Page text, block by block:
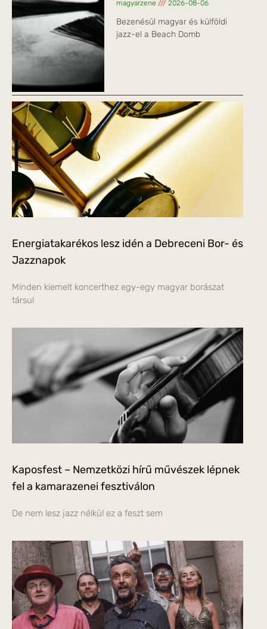
magyarzene 2026-08-06
Bezenésül magyar és külföldi
jazz-el a Beach Domb
Energiatakarékos lesz idén a Debreceni Bor- és
Jazznapok
Minden kiemelt koncerthez egy-egy magyar borászat
társul
Kaposfest – Nemzetközi hírű művészek lépnek
fel a kamarazenei fesztiválon
De nem lesz jazz nélkül ez a feszt sem